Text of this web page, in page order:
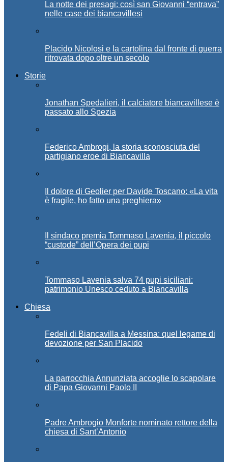
La notte dei presagi: così san Giovanni “entrava”
nelle case dei biancavillesi
Placido Nicolosi e la cartolina dal fronte di guerra
ritrovata dopo oltre un secolo
Storie
Jonathan Spedalieri, il calciatore biancavillese è
passato allo Spezia
Federico Ambrogi, la storia sconosciuta del
partigiano eroe di Biancavilla
Il dolore di Geolier per Davide Toscano: «La vita
è fragile, ho fatto una preghiera»
Il sindaco premia Tommaso Lavenia, il piccolo
“custode” dell’Opera dei pupi
Tommaso Lavenia salva 74 pupi siciliani:
patrimonio Unesco ceduto a Biancavilla
Chiesa
Fedeli di Biancavilla a Messina: quel legame di
devozione per San Placido
La parrocchia Annunziata accoglie lo scapolare
di Papa Giovanni Paolo II
Padre Ambrogio Monforte nominato rettore della
chiesa di Sant’Antonio